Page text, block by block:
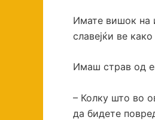
Имате вишок на
славејќи ве
Имаш страв од
– Колку што во
да бидете